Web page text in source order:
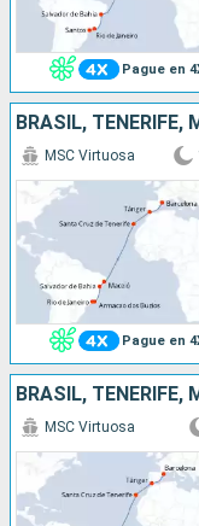
Pague en
BRASIL, TENERIFE,
Pague en
MSC Virtuosa
BRASIL, TENERIFE,
MSC Virtuosa